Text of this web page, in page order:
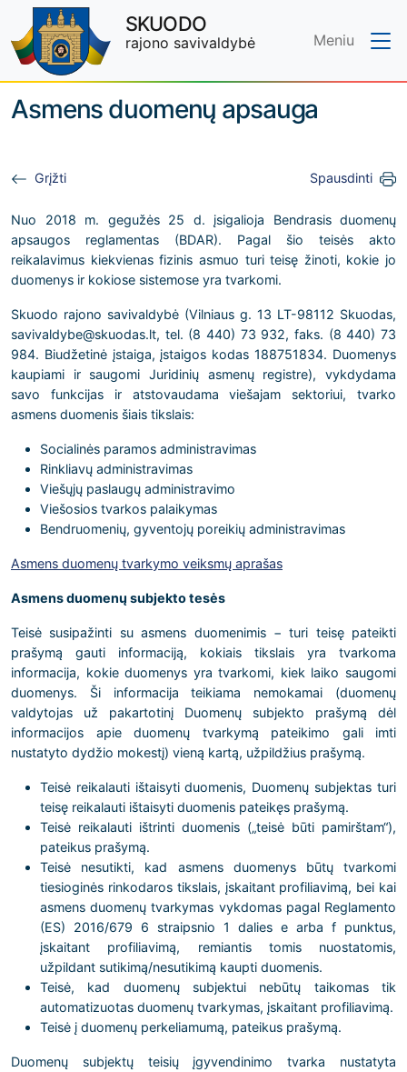
Skip to main content
SKUODO
rajono savivaldybė Meniu
Asmens duomenų apsauga
Grįžti Spausdinti
Nuo 2018 m. gegužės 25 d. įsigalioja Bendrasis duomenų
apsaugos reglamentas (BDAR). Pagal šio teisės akto
reikalavimus kiekvienas fizinis asmuo turi teisę žinoti, kokie jo
duomenys ir kokiose sistemose yra tvarkomi.
Skuodo rajono savivaldybė (Vilniaus g. 13 LT-98112 Skuodas,
savivaldybe@skuodas.lt, tel. (8 440) 73 932, faks. (8 440) 73
984. Biudžetinė įstaiga, įstaigos kodas 188751834. Duomenys
kaupiami ir saugomi Juridinių asmenų registre), vykdydama
savo funkcijas ir atstovaudama viešajam sektoriui, tvarko
asmens duomenis šiais tikslais:
Socialinės paramos administravimas
Rinkliavų administravimas
Viešųjų paslaugų administravimo
Viešosios tvarkos palaikymas
Bendruomenių, gyventojų poreikių administravimas
Asmens duomenų tvarkymo veiksmų aprašas
Asmens duomenų subjekto tesės
Teisė susipažinti su asmens duomenimis − turi teisę pateikti
prašymą gauti informaciją, kokiais tikslais yra tvarkoma
informacija, kokie duomenys yra tvarkomi, kiek laiko saugomi
duomenys. Ši informacija teikiama nemokamai (duomenų
valdytojas už pakartotinį Duomenų subjekto prašymą dėl
informacijos apie duomenų tvarkymą pateikimo gali imti
nustatyto dydžio mokestį) vieną kartą, užpildžius prašymą.
Teisė reikalauti ištaisyti duomenis, Duomenų subjektas turi
teisę reikalauti ištaisyti duomenis pateikęs prašymą.
Teisė reikalauti ištrinti duomenis („teisė būti pamirštam“),
pateikus prašymą.
Teisė nesutikti, kad asmens duomenys būtų tvarkomi
tiesioginės rinkodaros tikslais, įskaitant profiliavimą, bei kai
asmens duomenų tvarkymas vykdomas pagal Reglamento
(ES) 2016/679 6 straipsnio 1 dalies e arba f punktus,
įskaitant profiliavimą, remiantis tomis nuostatomis,
užpildant sutikimą/nesutikimą kaupti duomenis.
Teisė, kad duomenų subjektui nebūtų taikomas tik
automatizuotas duomenų tvarkymas, įskaitant profiliavimą.
Teisė į duomenų perkeliamumą, pateikus prašymą.
Duomenų subjektų teisių įgyvendinimo tvarka nustatyta